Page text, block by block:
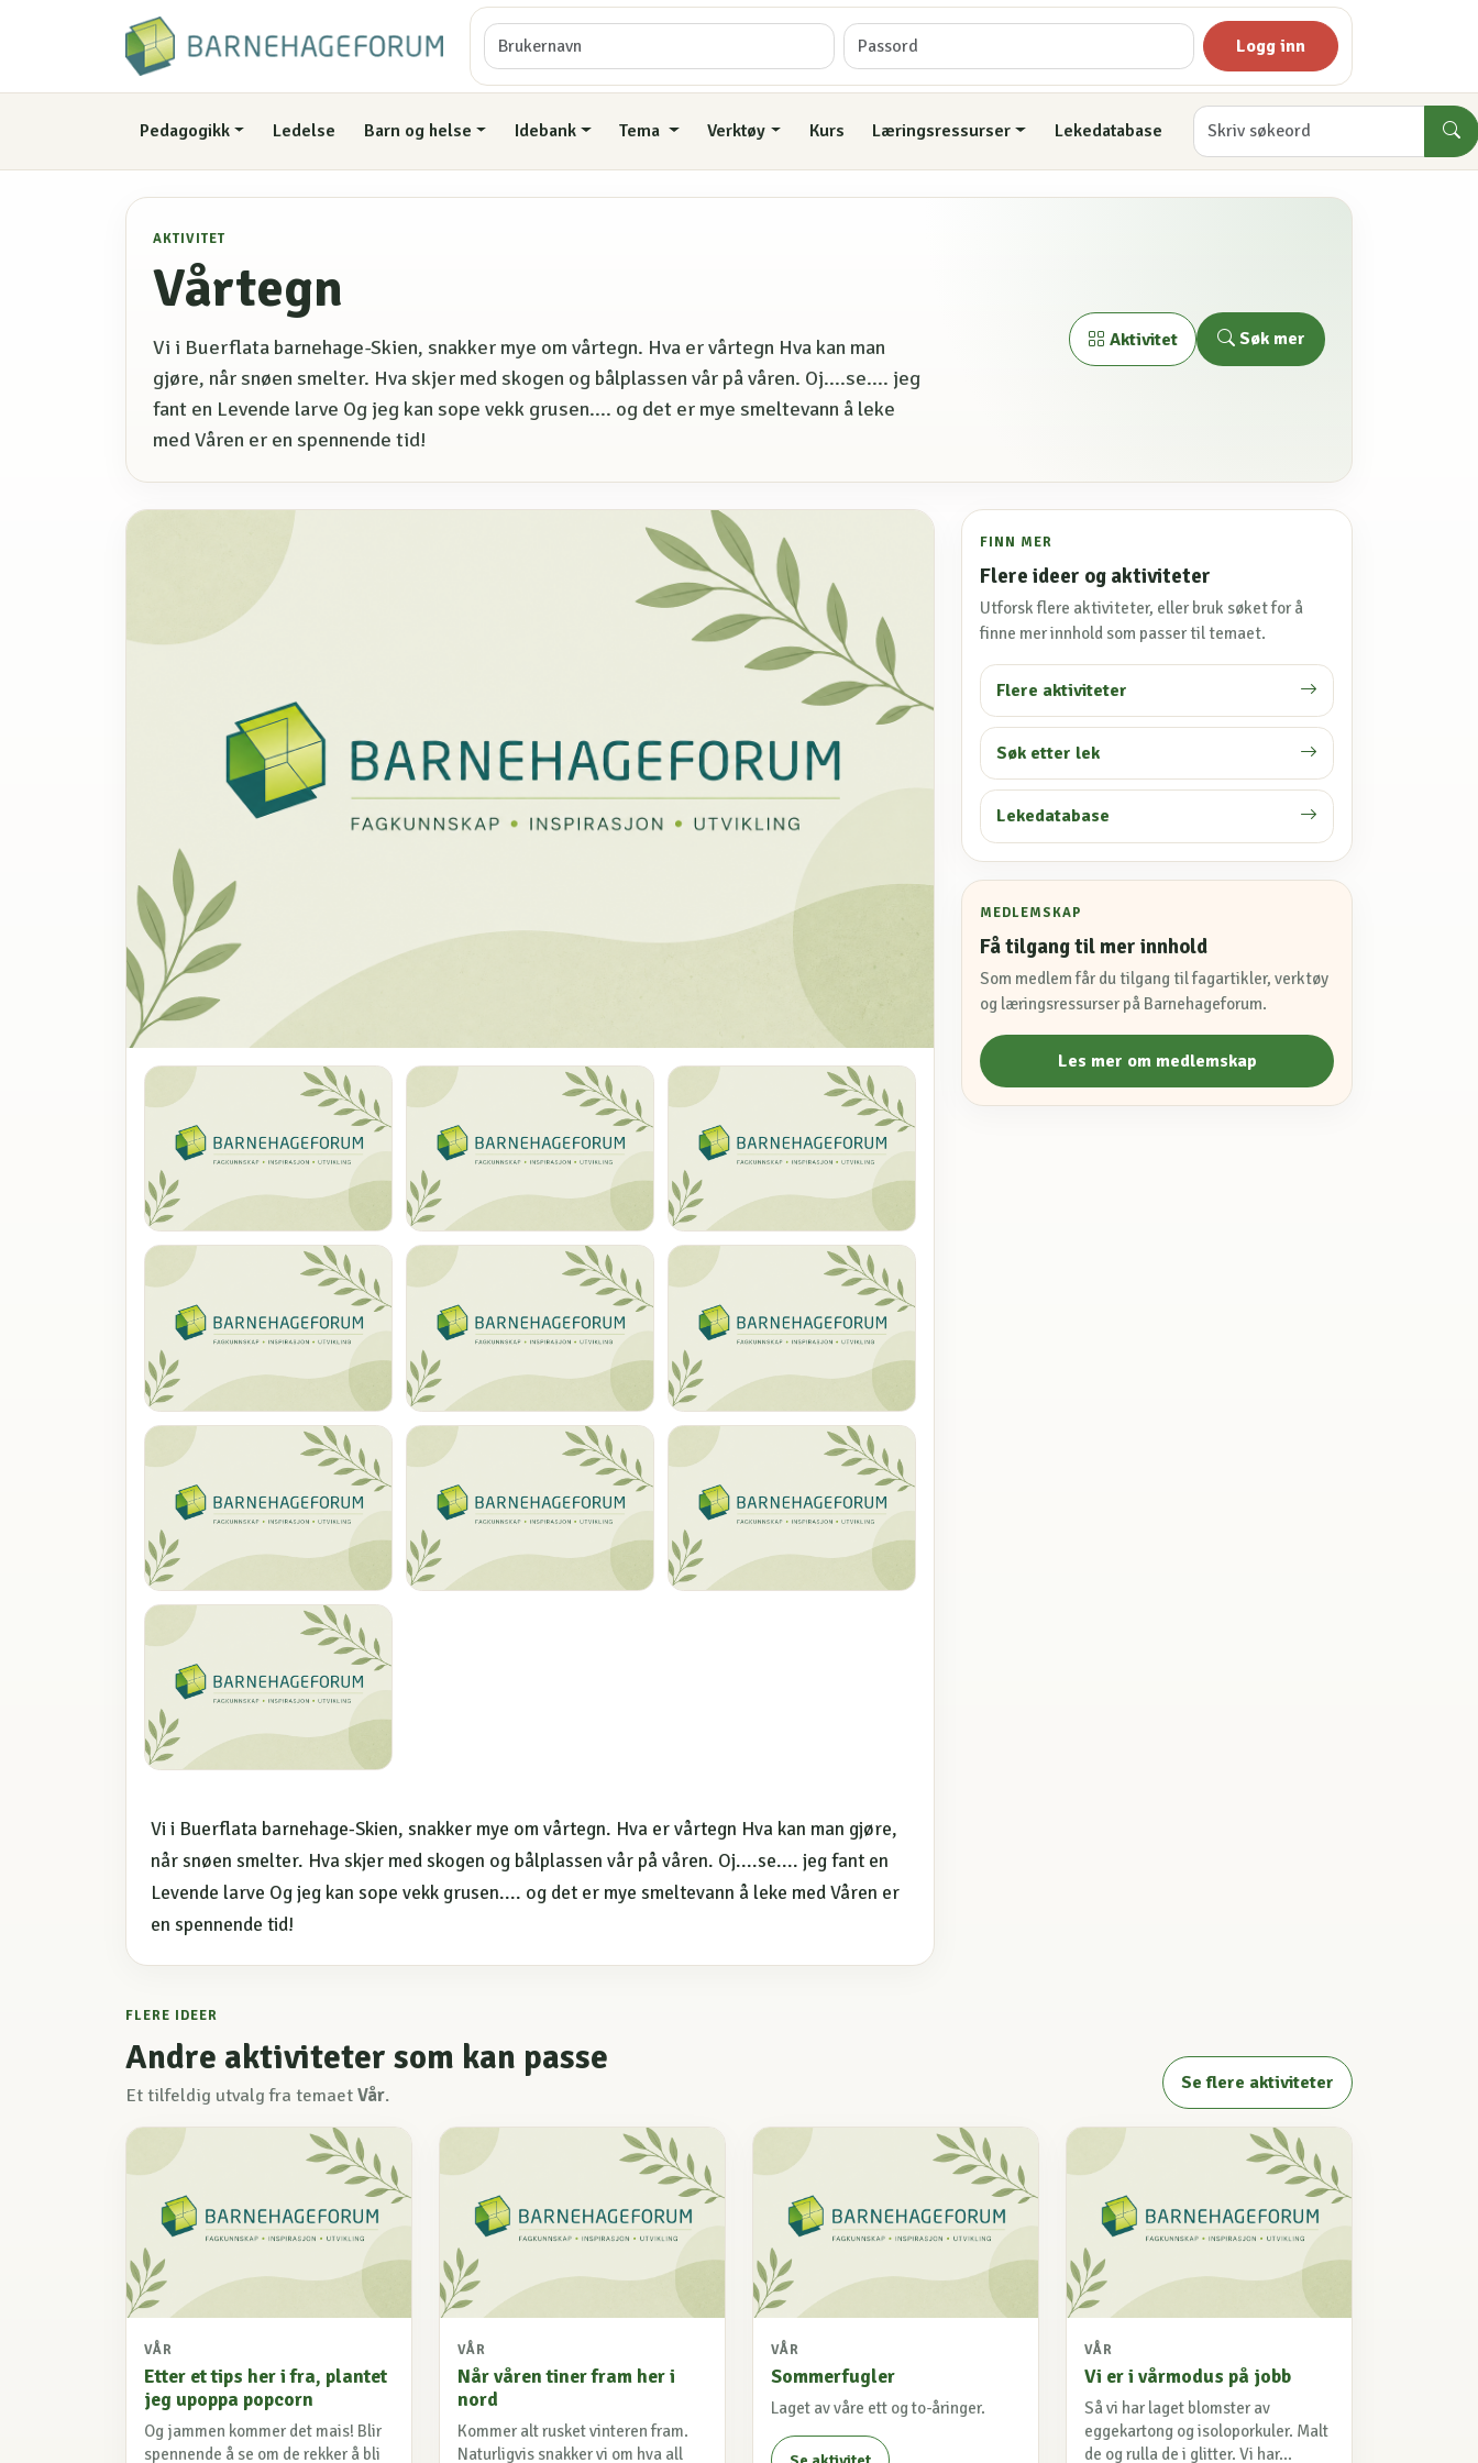
Logg inn
Pedagogikk Ledelse Barn og helse Idebank Tema Verktøy Kurs Læringsressurser Lekedatabase
AKTIVITET
Vårtegn
Vi i Buerflata barnehage-Skien, snakker mye om vårtegn. Hva er vårtegn Hva kan man
gjøre, når snøen smelter. Hva skjer med skogen og bålplassen vår på våren. Oj....se.... jeg
fant en Levende larve Og jeg kan sope vekk grusen.... og det er mye smeltevann å leke
med Våren er en spennende tid!
Aktivitet Søk mer
Vi i Buerflata barnehage-Skien, snakker mye om vårtegn. Hva er vårtegn Hva kan man gjøre,
når snøen smelter. Hva skjer med skogen og bålplassen vår på våren. Oj....se.... jeg fant en
Levende larve Og jeg kan sope vekk grusen.... og det er mye smeltevann å leke med Våren er
en spennende tid!
FINN MER
Flere ideer og aktiviteter
Utforsk flere aktiviteter, eller bruk søket for å
finne mer innhold som passer til temaet.
Flere aktiviteter
Søk etter lek
Lekedatabase
MEDLEMSKAP
Få tilgang til mer innhold
Som medlem får du tilgang til fagartikler, verktøy
og læringsressurser på Barnehageforum.
Les mer om medlemskap
FLERE IDEER
Andre aktiviteter som kan passe
Et tilfeldig utvalg fra temaet Vår.
Se flere aktiviteter
VÅR
Etter et tips her i fra, plantet
jeg upoppa popcorn
Og jammen kommer det mais! Blir
spennende å se om de rekker å bli
VÅR
Når våren tiner fram her i
nord
Kommer alt rusket vinteren fram.
Naturligvis snakker vi om hva all
VÅR
Sommerfugler
Laget av våre ett og to-åringer.
VÅR
Vi er i vårmodus på jobb
Så vi har laget blomster av
eggekartong og isoloporkuler. Malt
de og rulla de i glitter. Vi har...